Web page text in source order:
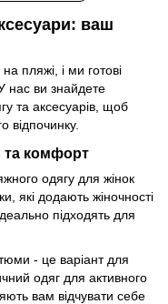
ваш
пляжі, і ми готові
нас ви знайдете
та аксесуарів, щоб
відпочинку.
та комфорт
одягу для жінок
які додають жіночності
підходять для
- це варіант для
одяг для активного
вам відчувати себе